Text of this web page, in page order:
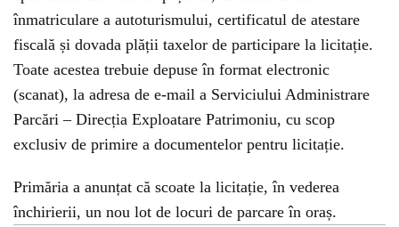
înmatriculare a autoturismului, certificatul de atestare
fiscală și dovada plății taxelor de participare la licitație.
Toate acestea trebuie depuse în format electronic
(scanat), la adresa de e-mail a Serviciului Administrare
Parcări – Direcția Exploatare Patrimoniu, cu scop
exclusiv de primire a documentelor pentru licitație.
Primăria a anunțat că scoate la licitație, în vederea
închirierii, un nou lot de locuri de parcare în oraș.